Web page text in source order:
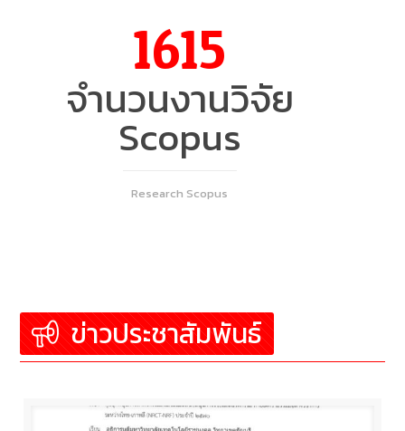
1615
จำนวนงานวิจัย
Scopus
Research Scopus
ข่าวประชาสัมพันธ์